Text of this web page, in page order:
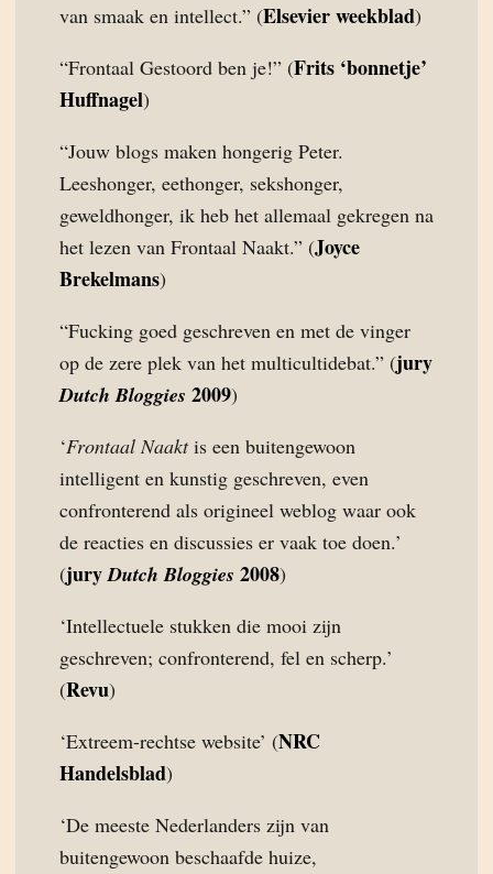
van smaak en intellect.” (Elsevier weekblad)
“Frontaal Gestoord ben je!” (Frits ‘bonnetje’
Huffnagel)
“Jouw blogs maken hongerig Peter.
Leeshonger, eethonger, sekshonger,
geweldhonger, ik heb het allemaal gekregen na
het lezen van Frontaal Naakt.” (Joyce
Brekelmans)
“Fucking goed geschreven en met de vinger
op de zere plek van het multicultidebat.” (jury
Dutch Bloggies 2009)
‘Frontaal Naaktis een buitengewoon
intelligent en kunstig geschreven, even
confronterend als origineel weblog waar ook
de reacties en discussies er vaak toe doen.’
(juryDutch Bloggies 2008)
‘Intellectuele stukken die mooi zijn
geschreven; confronterend, fel en scherp.’
(Revu)
‘Extreem-rechtse website’ (NRC
Handelsblad)
‘De meeste Nederlanders zijn van
buitengewoon beschaafde huize,